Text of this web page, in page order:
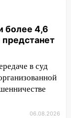
ограбил:
движение
более 4,6
в суд
06.08.2026